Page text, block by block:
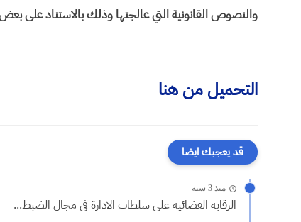
والنصوص القانونية التي عالجتها وذلك بالاستناد على بعض
التحميل من هنا
قد يعجبك ايضا
منذ 3 سنة
الرقابة القضائية على سلطات الادارة في مجال الضبط...